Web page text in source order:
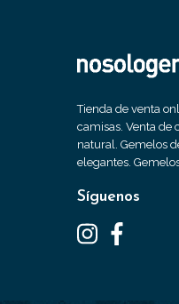
Tienda de venta
camisas. Venta de
natural. Gemelos
elegantes.
Síguenos